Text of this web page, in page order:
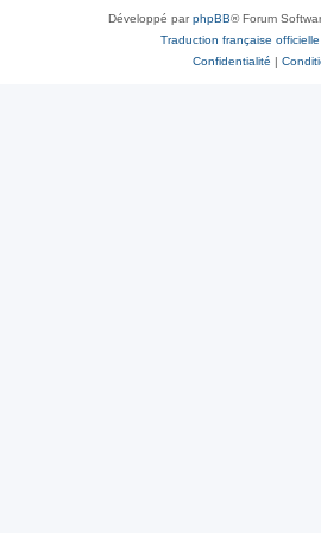
Développé parphpBB® Forum
Traduction française officielle
Confidentialité |